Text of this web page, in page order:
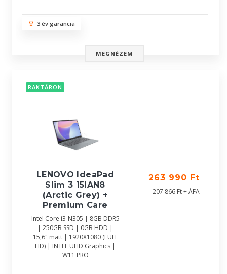
3 év garancia
MEGNÉZEM
RAKTÁRON
LENOVO IdeaPad
Slim 3 15IAN8
(Arctic Grey) +
Premium Care
Intel Core i3-N305 | 8GB DDR5
| 250GB SSD | 0GB HDD |
15,6" matt | 1920X1080 (FULL
HD) | INTEL UHD Graphics |
W11 PRO
263 990 Ft
207 866 Ft + ÁFA